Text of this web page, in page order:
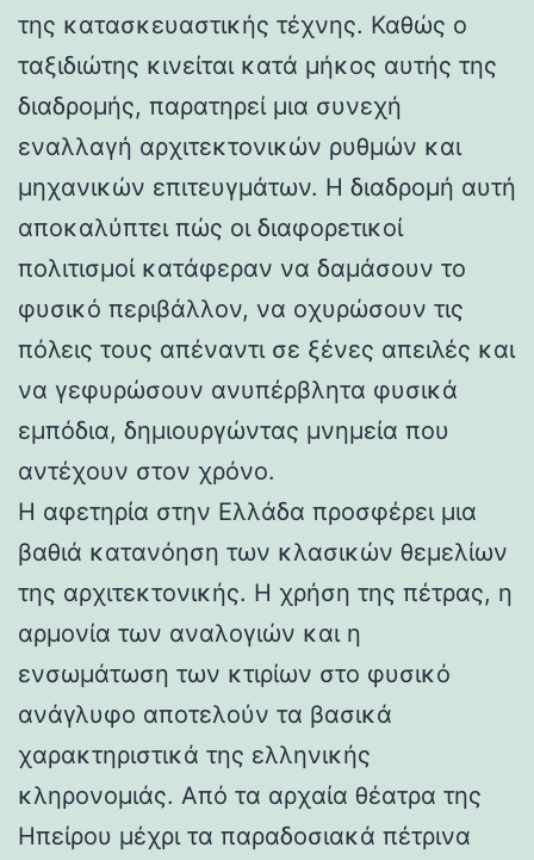
της κατασκευαστικής τέχνης. Καθώς ο
ταξιδιώτης κινείται κατά μήκος αυτής της
διαδρομής, παρατηρεί μια συνεχή
εναλλαγή αρχιτεκτονικών ρυθμών και
μηχανικών επιτευγμάτων. Η διαδρομή αυτή
αποκαλύπτει πώς οι διαφορετικοί
πολιτισμοί κατάφεραν να δαμάσουν το
φυσικό περιβάλλον, να οχυρώσουν τις
πόλεις τους απέναντι σε ξένες απειλές και
να γεφυρώσουν ανυπέρβλητα φυσικά
εμπόδια, δημιουργώντας μνημεία που
αντέχουν στον χρόνο.
Η αφετηρία στην Ελλάδα προσφέρει μια
βαθιά κατανόηση των κλασικών θεμελίων
της αρχιτεκτονικής. Η χρήση της πέτρας, η
αρμονία των αναλογιών και η
ενσωμάτωση των κτιρίων στο φυσικό
ανάγλυφο αποτελούν τα βασικά
χαρακτηριστικά της ελληνικής
κληρονομιάς. Από τα αρχαία θέατρα της
Ηπείρου μέχρι τα παραδοσιακά πέτρινα